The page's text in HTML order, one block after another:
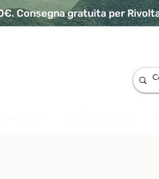
Consegna gratuita per